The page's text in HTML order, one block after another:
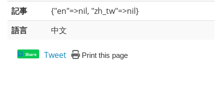
記事
{"en"=>nil, "zh_tw"=>nil}
語言
中文
Share Tweet Print this page